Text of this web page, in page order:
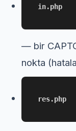
in.php
— bir
nokta
res.php